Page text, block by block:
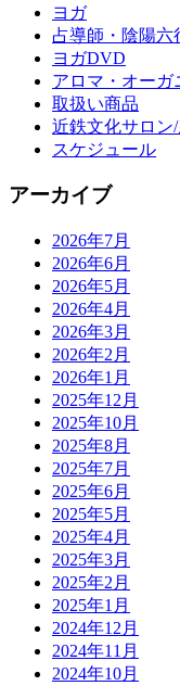
ヨガ
占導師・陰陽
ヨガDVD
アロマ・オーガ
取扱い商品
近鉄文化サロン
スケジュール
アーカイブ
2026年7月
2026年6月
2026年5月
2026年4月
2026年3月
2026年2月
2026年1月
2025年12月
2025年10月
2025年8月
2025年7月
2025年6月
2025年5月
2025年4月
2025年3月
2025年2月
2025年1月
2024年12月
2024年11月
2024年10月